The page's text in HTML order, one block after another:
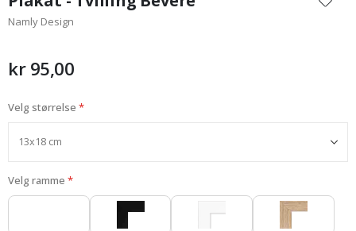
begynnelsen
av
Namly Design
kr 95,00
Velg størrelse
Velg ramme